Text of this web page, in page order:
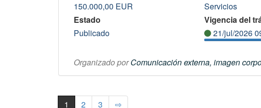
150.000,00 EUR
Servicios
Estado
Publicado
Vigencia del
21/jul/2026
Organizado por Comunicación externa, imagen
1 2 3 ⇨